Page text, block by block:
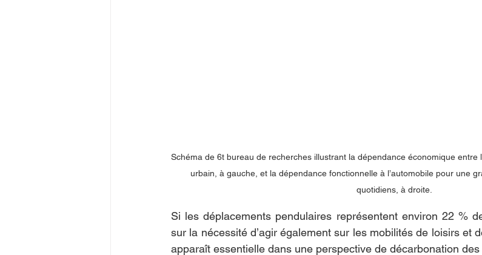
Schéma de 6t bureau de recherches illustrant la dépendance économique
urbain, à gauche, et la dépendance fonctionnelle à l’automobile pour une
quotidiens, à droite.
Si les déplacements pendulaires représentent environ 22 %
sur la nécessité d’agir également sur les mobilités de loisirs et
apparaît essentielle dans une perspective de décarbonation